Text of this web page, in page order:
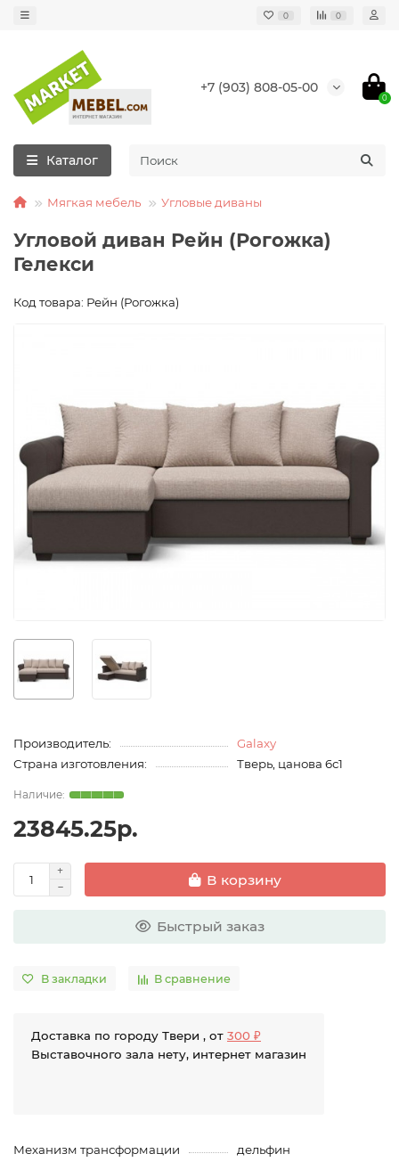
0 0
+7 (903) 808-05-00
0
Каталог
Мягкая мебель Угловые диваны
Угловой диван Рейн (Рогожка)
Гелекси
Код товара: Рейн (Рогожка)
Производитель:
Galaxy
Страна изготовления:
Тверь, цанова 6с1
23845.25р.
В корзину
Быстрый заказ
В закладки В сравнение
Доставка по городу Твери , от 300 ₽
Выставочного зала нету, интернет магазин
Механизм трансформации дельфин